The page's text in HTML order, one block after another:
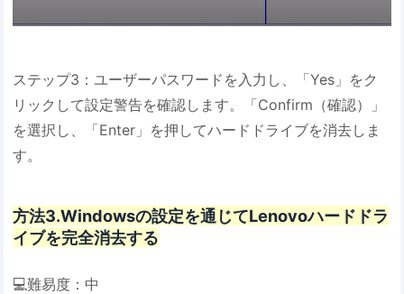
ステップ3：ユーザーパスワードを入力し、「Yes」をク
リックして設定警告を確認します。「Confirm（確認）」
を選択し、「Enter」を押してハードドライブを消去しま
す。
方法3.Windowsの設定を通じてLenovoハードドラ
イブを完全消去する
💻難易度：中